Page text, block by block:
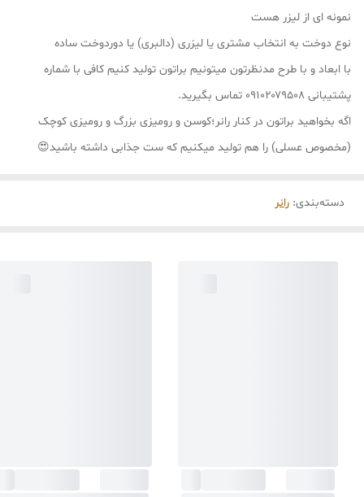
نمونه ای از لیزر هست
نوع دوخت به انتخاب مشتری یا لیزری (دالبری) یا دوردوخت ساده
با ابعاد و با طرح مدنظرتون میتونیم براتون تولید کنیم کافی با شماره
پشتیبانی ۰۹۱۰۲۰۷۹۵۰۸ تماس بگیرید.
اگه بخواهید براتون در کنار رانر؛کوسن و رومیزی بزرگ و رومیزی کوچک
(مخصوص عسلی) را هم تولید میکنیم که ست جذابی داشته باشید😍
دسته‌بندی: رانر